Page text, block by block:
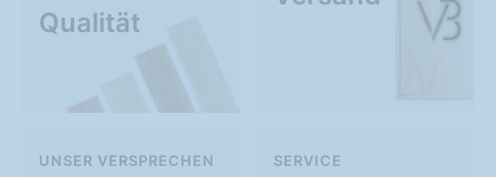
Qualität
UNSER VERSPRECHEN SERVICE